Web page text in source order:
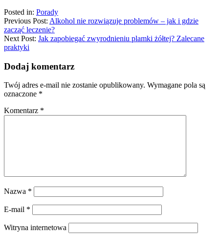
Posted in: Porady
Previous Post: Alkohol nie rozwiązuje problemów – jak i gdzie
zacząć leczenie?
Next Post: Jak zapobiegać zwyrodnieniu plamki żółtej? Zalecane
praktyki
Dodaj komentarz
Twój adres e-mail nie zostanie opublikowany. Wymagane pola są
oznaczone *
Komentarz *
Nazwa *
E-mail *
Witryna internetowa